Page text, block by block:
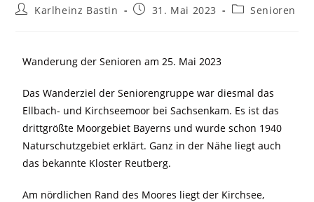
Karlheinz Bastin 31. Mai 2023 Senioren
Wanderung der Senioren am 25. Mai 2023
Das Wanderziel der Seniorengruppe war diesmal das
Ellbach- und Kirchseemoor bei Sachsenkam. Es ist das
drittgrößte Moorgebiet Bayerns und wurde schon 1940
Naturschutzgebiet erklärt. Ganz in der Nähe liegt auch
das bekannte Kloster Reutberg.
Am nördlichen Rand des Moores liegt der Kirchsee,